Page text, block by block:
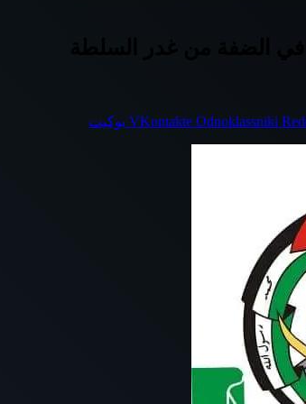
Odnoklassniki بوكيت